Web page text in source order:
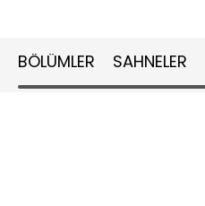
BÖLÜMLER SAHNELER